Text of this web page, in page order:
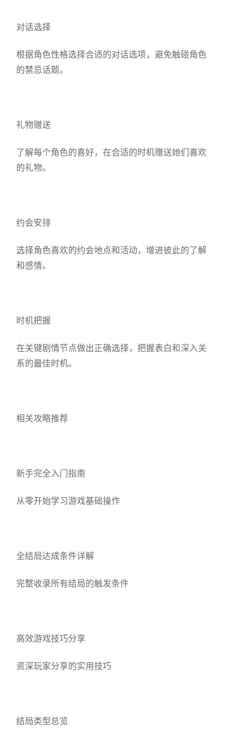
对话选择
根据角色性格选择合适的对话选项，避免触碰角色
的禁忌话题。
礼物赠送
了解每个角色的喜好，在合适的时机赠送她们喜欢
的礼物。
约会安排
选择角色喜欢的约会地点和活动，增进彼此的了解
和感情。
时机把握
在关键剧情节点做出正确选择，把握表白和深入关
系的最佳时机。
相关攻略推荐
新手完全入门指南
从零开始学习游戏基础操作
全结局达成条件详解
完整收录所有结局的触发条件
高效游戏技巧分享
资深玩家分享的实用技巧
结局类型总览